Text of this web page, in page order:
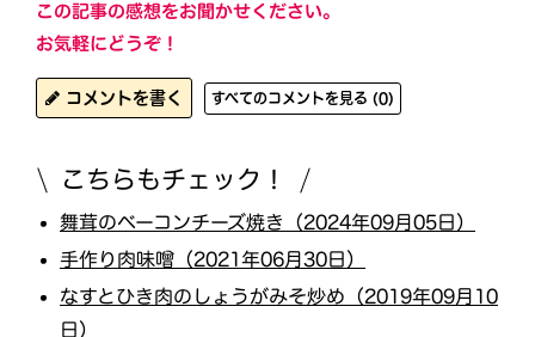
この記事の感想をお聞かせください。
お気軽にどうぞ！
コメントを書く すべてのコメントを見る (0)
こちらもチェック！
舞茸のベーコンチーズ焼き（2024年09月05日）
手作り肉味噌（2021年06月30日）
なすとひき肉のしょうがみそ炒め（2019年09月10
日）